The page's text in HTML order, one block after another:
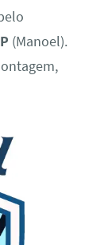
(Manoel).